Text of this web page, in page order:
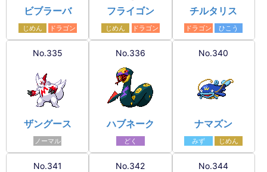
ビブラーバ
じめん ドラゴン
フライゴン
じめん ドラゴン
チルタリス
ドラゴン ひこう
No.335
ザングース
ノーマル
No.336
ハブネーク
どく
No.340
ナマズン
みず じめん
No.341 No.342 No.344